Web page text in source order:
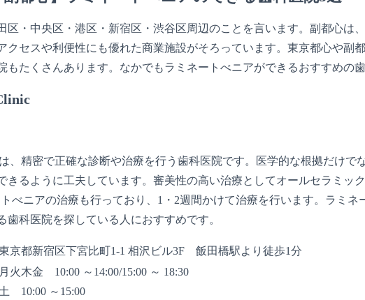
区・中央区・港区・新宿区・渋谷区周辺のことを言います。副都心は
クセスや利便性にも優れた商業施設がそろっています。東京都心や副
もたくさんあります。なかでもラミネートべニアができるおすすめの
は、精密で正確な診断や治療を行う歯科医院です。医学的な根拠だけ
きるように工夫しています。審美性の高い治療としてオールセラミッ
べニアの治療も行っており、1・2週間かけて治療を行います。ラミネ
歯科医院を探している人におすすめです。
京都新宿区下宮比町1-1 相沢ビル3F 飯田橋駅より徒歩1分
月火木金 10:00 ～14:00/15:00 ～ 18:30
土 10:00 ～15:00